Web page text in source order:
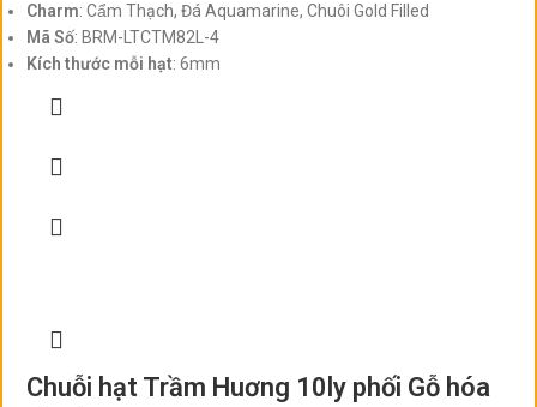
Charm: Cẩm Thạch, Đá Aquamarine, Chuôi Gold Filled
Mã Số: BRM-LTCTM82L-4
Kích thước mỗi hạt: 6mm
Chuỗi hạt Trầm Huơng 10ly phối Gỗ hóa